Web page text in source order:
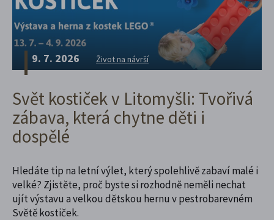
9. 7. 2026 Život na návrší
Svět kostiček v Litomyšli: Tvořivá
zábava, která chytne děti i
dospělé
Hledáte tip na letní výlet, který spolehlivě zabaví malé i
velké? Zjistěte, proč byste si rozhodně neměli nechat
ujít výstavu a velkou dětskou hernu v pestrobarevném
Světě kostiček.